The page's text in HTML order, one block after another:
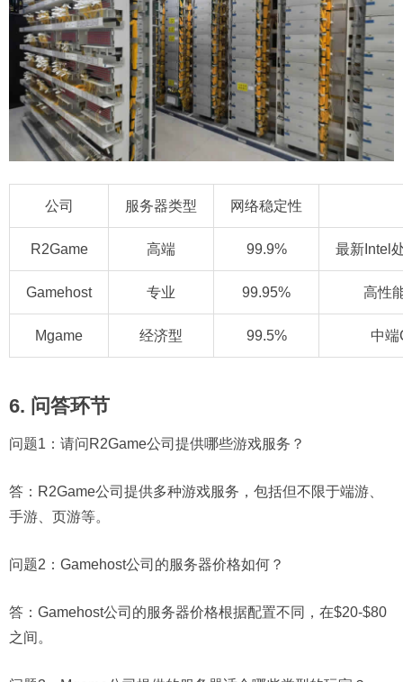
公司 服务器类型 网络稳定性
R2Game 高端 99.9% 最新Intel
Gamehost 专业 99.95% 高性
Mgame 经济型 99.5% 中
6. 问答环节
问题1： 请问R2Game公司提供哪些游戏服务？
答：R2Game公司提供多种游戏服务，包括但不限于端游、
手游、页游等。
问题2： Gamehost公司的服务器价格如何？
答：Gamehost公司的服务器价格根据配置不同，在$20-$80
之间。